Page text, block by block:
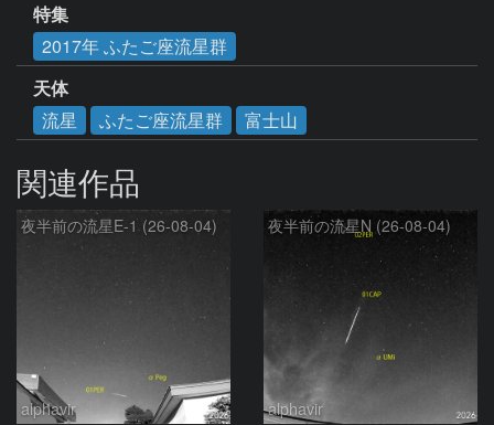
特集
2017年 ふたご座流星群
天体
流星
ふたご座流星群 富士山
関連作品
夜半前の流星E-1 (26-08-04)
alphavir
夜半前の流星N (26-08-04)
alphavir